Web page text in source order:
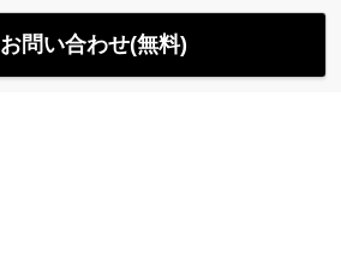
お問い合わせ(無料)